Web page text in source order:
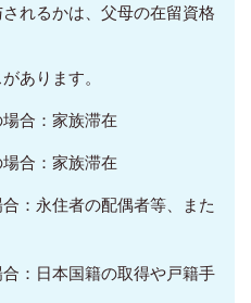
れるかは、父母の在留資格
あります。
合：家族滞在
合：家族滞在
：永住者の配偶者等、また
：日本国籍の取得や戸籍手